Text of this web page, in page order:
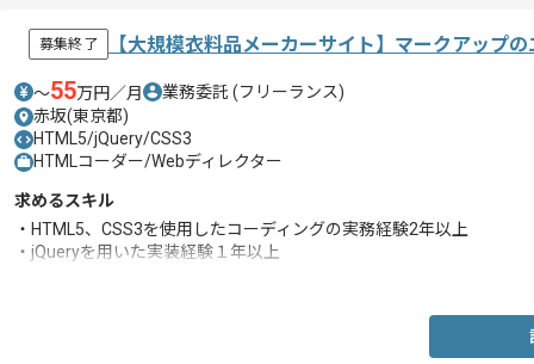
募集終了 【大規模衣料品メーカーサイト】マークアップ
〜55万円／月 業務委託 (フリーランス)
赤坂(東京都)
HTML5/jQuery/CSS3
HTMLコーダー/Webディレクター
求めるスキル
・HTML5、CSS3を使用したコーディングの実務経験2年以上
・jQueryを用いた実装経験１年以上